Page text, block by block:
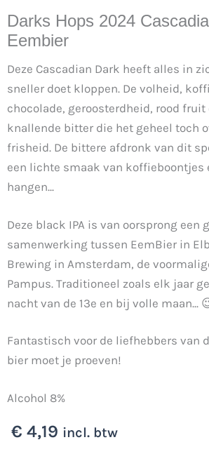
Darks Hops 2024
Eembier
Deze Cascadian Dark heeft alles in
sneller doet kloppen. De volheid,
chocolade, geroosterdheid, rood fruit
knallende bitter die het geheel toch
frisheid. De bittere afdronk van dit
een lichte smaak van koffieboontjes
hangen...
Deze black IPA is van oorsprong een
samenwerking tussen EemBier in
Brewing in Amsterdam, de
Pampus. Traditioneel zoals elk jaar
nacht van de 13e en bij volle maan...
Fantastisch voor de liefhebbers van
bier moet je proeven!
Alcohol 8%
€ 4,19 incl. btw